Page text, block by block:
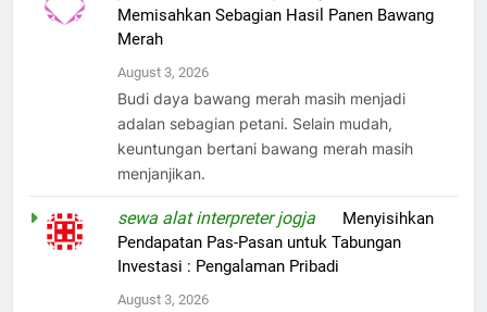
Memisahkan Sebagian Hasil Panen Bawang
Merah
August 3, 2026
Budi daya bawang merah masih menjadi
adalan sebagian petani. Selain mudah,
keuntungan bertani bawang merah masih
menjanjikan.
sewa alat interpreter jogja
Menyisihkan
Pendapatan Pas-Pasan untuk Tabungan
Investasi : Pengalaman Pribadi
August 3, 2026